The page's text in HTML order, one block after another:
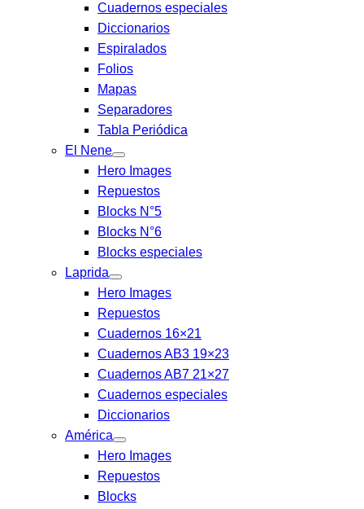
Cuadernos especiales
Diccionarios
Espiralados
Folios
Mapas
Separadores
Tabla Periódica
El Nene
Hero Images
Repuestos
Blocks N°5
Blocks N°6
Blocks especiales
Laprida
Hero Images
Repuestos
Cuadernos 16×21
Cuadernos AB3 19×23
Cuadernos AB7 21×27
Cuadernos especiales
Diccionarios
América
Hero Images
Repuestos
Blocks